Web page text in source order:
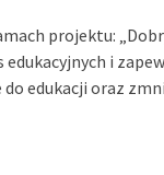
projektu:
i
edukacji oraz